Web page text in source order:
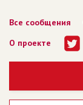
Все сообщения
О проекте